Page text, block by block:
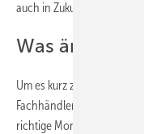
auch in Zukunft richtig
Was ändert
Umes kurz zu machen, im
Fachhändler ist nach wie
richtige Montage der